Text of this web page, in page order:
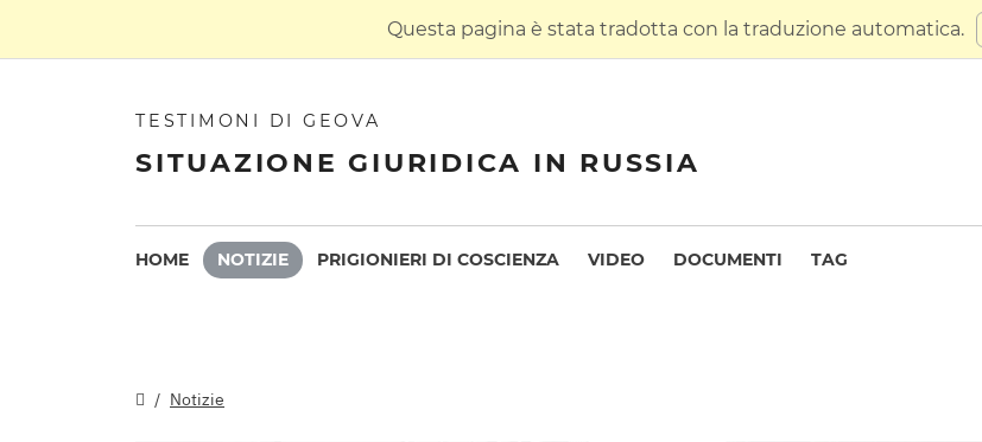
Questa pagina è stata tradotta con la traduzione automatica.
TESTIMONI DI GEOVA
SITUAZIONE GIURIDICA IN RUSSIA
HOME NOTIZIE PRIGIONIERI DI COSCIENZA VIDEO DOCUMENTI TAG
Notizie